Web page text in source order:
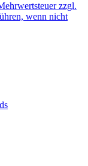
zzgl.
wenn nicht